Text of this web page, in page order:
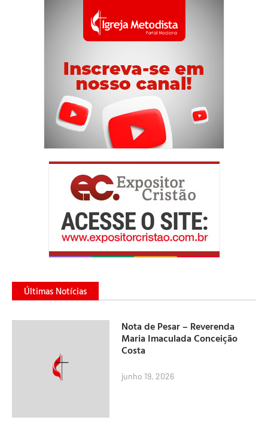
Últimas Notícias
Nota de Pesar – Reverenda
Maria Imaculada Conceição
Costa
junho 19, 2026